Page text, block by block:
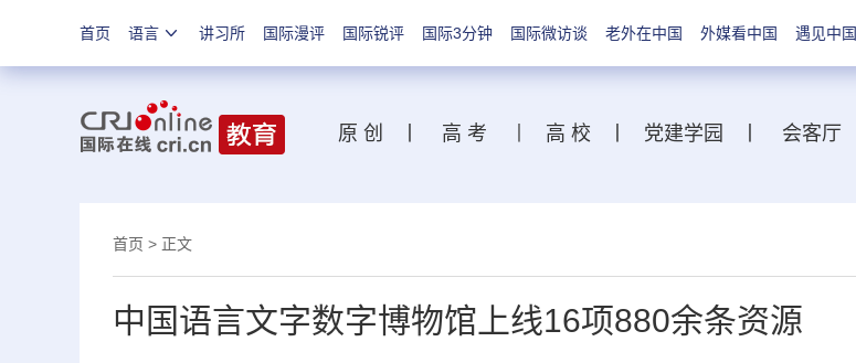
首页 语言 讲习所 国际漫评 国际锐评 国际3分钟 国际微访谈 老外在中国 外媒看中国 遇见中国
原 创 高 考 高 校 党建学园 会客厅
首页 > 正文
中国语言文字数字博物馆上线16项880余条资源